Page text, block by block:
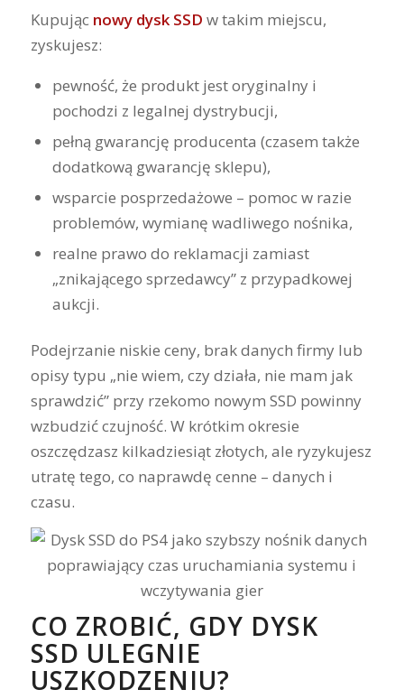
Kupując nowy dysk SSD w takim miejscu,
zyskujesz:
pewność, że produkt jest oryginalny i
pochodzi z legalnej dystrybucji,
pełną gwarancję producenta (czasem także
dodatkową gwarancję sklepu),
wsparcie posprzedażowe – pomoc w razie
problemów, wymianę wadliwego nośnika,
realne prawo do reklamacji zamiast
„znikającego sprzedawcy” z przypadkowej
aukcji.
Podejrzanie niskie ceny, brak danych firmy lub
opisy typu „nie wiem, czy działa, nie mam jak
sprawdzić” przy rzekomo nowym SSD powinny
wzbudzić czujność. W krótkim okresie
oszczędzasz kilkadziesiąt złotych, ale ryzykujesz
utratę tego, co naprawdę cenne – danych i
czasu.
CO ZROBIĆ, GDY DYSK
SSD ULEGNIE
USZKODZENIU?